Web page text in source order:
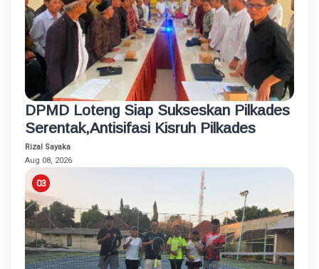
DPMD Loteng Siap Sukseskan Pilkades
Serentak,Antisifasi Kisruh Pilkades
Rizal Sayaka
Aug 08, 2026